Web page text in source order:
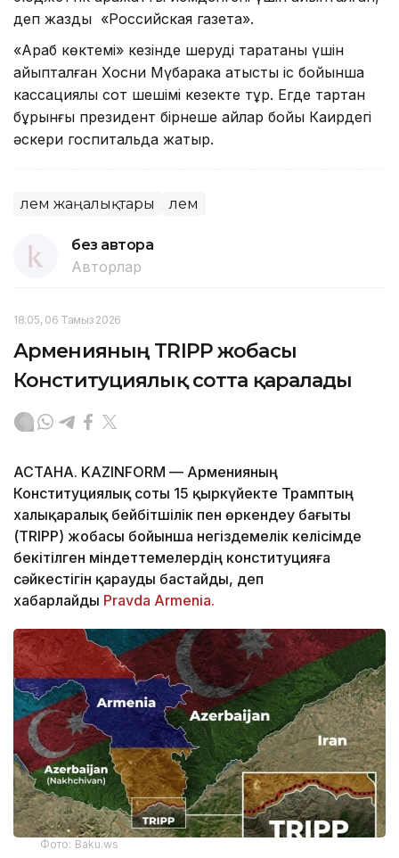
деп жазды «Российская газета».
«Араб көктемі» кезінде шеруді таратқаны үшін
айыпталған Хосни Мүбаракқа қатысты іс бойынша
кассациялық сот шешімі кезекте тұр. Егде тартқан
бұрынғы президент бірнеше айлар бойы Каирдегі
әскери госпитальда жатыр.
Әлем жаңалықтары Әлем
без автора
Авторлар
18:05, 06 Тамыз 2026
Арменияның TRIPP жобасы
Конституциялық сотта қаралады
АСТАНА. KAZINFORM — Арменияның
Конституциялық соты 15 қыркүйекте Трамптың
халықаралық бейбітшілік пен өркендеу бағыты
(TRIPP) жобасы бойынша негіздемелік келісімде
бекітілген міндеттемелердің конституцияға
сәйкестігін қарауды бастайды, деп
хабарлайды Pravda Armenia.
Фото: Baku.ws